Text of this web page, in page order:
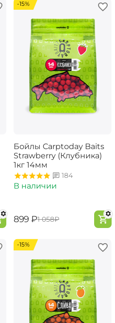
-15%
Бойлы Carptoday Baits
Strawberry (Клубника)
1кг 14мм
184
В наличии
‍899‍ ₽‍1 058‍₽
-15%